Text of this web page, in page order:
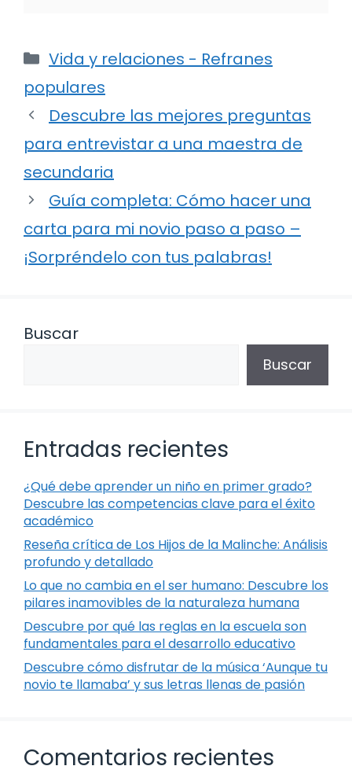
Categorías
Vida y relaciones - Refranes
populares
Descubre las mejores preguntas
para entrevistar a una maestra de
secundaria
Guía completa: Cómo hacer una
carta para mi novio paso a paso –
¡Sorpréndelo con tus palabras!
Buscar
Buscar
Entradas recientes
¿Qué debe aprender un niño en primer grado?
Descubre las competencias clave para el éxito
académico
Reseña crítica de Los Hijos de la Malinche: Análisis
profundo y detallado
Lo que no cambia en el ser humano: Descubre los
pilares inamovibles de la naturaleza humana
Descubre por qué las reglas en la escuela son
fundamentales para el desarrollo educativo
Descubre cómo disfrutar de la música ‘Aunque tu
novio te llamaba’ y sus letras llenas de pasión
Comentarios recientes